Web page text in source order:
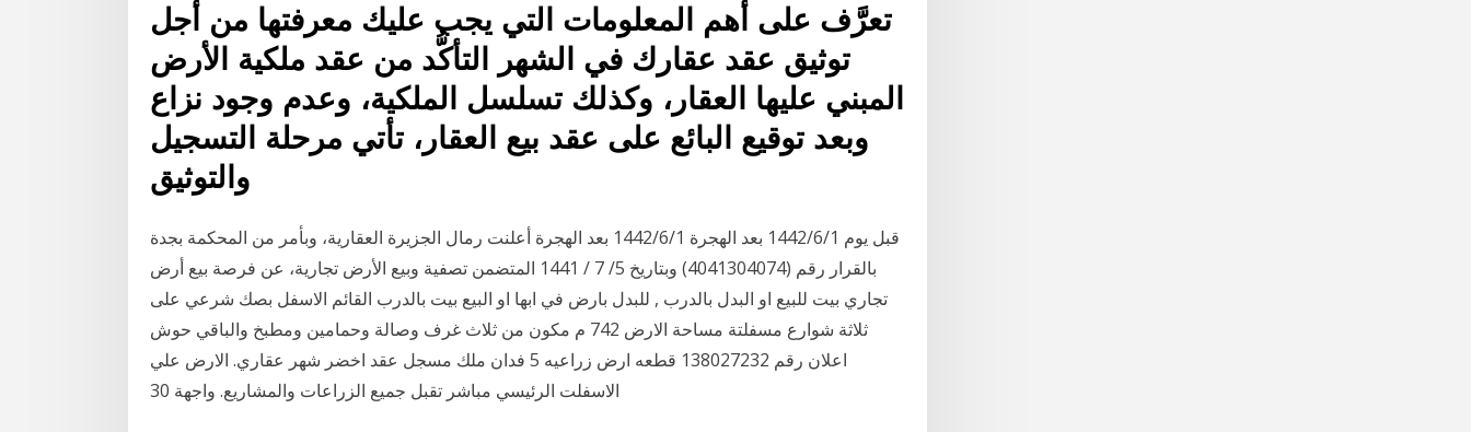
تعرَّف على أهم المعلومات التي يجب عليك معرفتها من أجل
توثيق عقد عقارك في الشهر التأكُّد من عقد ملكية الأرض
المبني عليها العقار، وكذلك تسلسل الملكية، وعدم وجود نزاع
وبعد توقيع البائع على عقد بيع العقار، تأتي مرحلة التسجيل
والتوثيق
قبل يوم 1‏‏/6‏‏/1442 بعد الهجرة 1‏‏/6‏‏/1442 بعد الهجرة أعلنت رمال الجزيرة العقارية، وبأمر من المحكمة بجدة
بالقرار رقم (4041304074) وبتاريخ 5/ 7 / 1441 المتضمن تصفية وبيع الأرض تجارية، عن فرصة بيع أرض
تجاري بيت للبيع او البدل بالدرب , للبدل بارض في ابها او البيع بيت بالدرب القائم الاسفل بصك شرعي على
ثلاثة شوارع مسفلتة مساحة الارض 742 م مكون من ثلاث غرف وصالة وحمامين ومطبخ والباقي حوش
اعلان رقم 138027232 قطعه ارض زراعيه 5 فدان ملك مسجل عقد اخضر شهر عقاري. الارض علي
الاسفلت الرئيسي مباشر تقبل جميع الزراعات والمشاريع. واجهة 30